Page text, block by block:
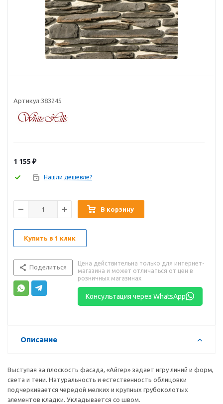
Артикул:383245
1 155 ₽
Нашли дешевле?
В корзину
Купить в 1 клик
Поделиться
Цена действительна только для интернет-
магазина и может отличаться от цен в
розничных магазинах
Консультация через WhatsApp
Описание
Выступая за плоскость фасада, «Айгер» задает игру линий и форм,
света и тени. Натуральность и естественность облицовки
подчеркивается чередой мелких и крупных грубоколотых
элементов кладки. Укладывается со швом.